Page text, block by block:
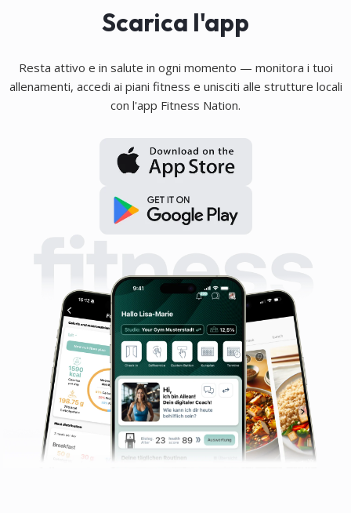
Scarica l'app
Resta attivo e in salute in ogni momento — monitora i tuoi
allenamenti, accedi ai piani fitness e unisciti alle strutture locali
con l'app Fitness Nation.